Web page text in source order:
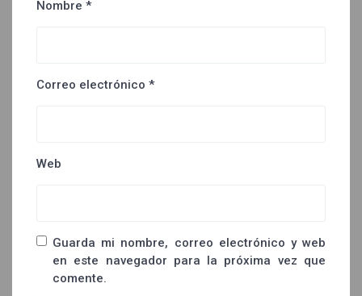
Nombre *
Correo electrónico *
Web
Guarda mi nombre, correo electrónico y web
en este navegador para la próxima vez que
comente.